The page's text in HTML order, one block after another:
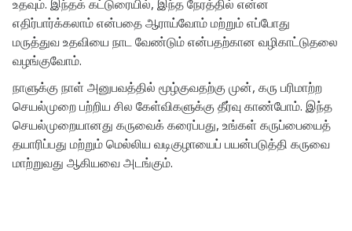
உதவும். இந்தக் கட்டுரையில், இந்த நேரத்தில் என்ன
எதிர்பார்க்கலாம் என்பதை ஆராய்வோம் மற்றும் எப்போது
மருத்துவ உதவியை நாட வேண்டும் என்பதற்கான வழிகாட்டுதலை
வழங்குவோம்.
நாளுக்கு நாள் அனுபவத்தில் மூழ்குவதற்கு முன், கரு பரிமாற்ற
செயல்முறை பற்றிய சில கேள்விகளுக்கு தீர்வு காண்போம். இந்த
செயல்முறையானது கருவைக் கரைப்பது, உங்கள் கருப்பையைத்
தயாரிப்பது மற்றும் மெல்லிய வடிகுழாயைப் பயன்படுத்தி கருவை
மாற்றுவது ஆகியவை அடங்கும்.